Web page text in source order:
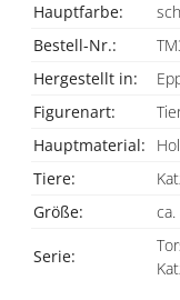
Hauptfarbe:
Bestell-Nr.:
Hergestellt in:
Figurenart:
Hauptmaterial:
Tiere:
Größe:
Serie: